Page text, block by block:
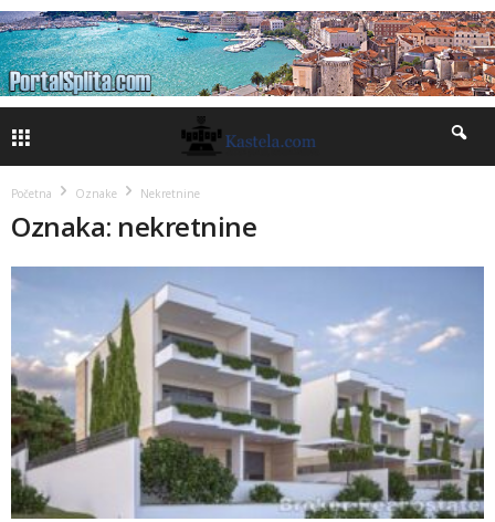
Početna Oznake Nekretnine
Oznaka: nekretnine